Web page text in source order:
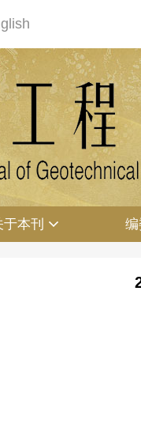
于本刊 编